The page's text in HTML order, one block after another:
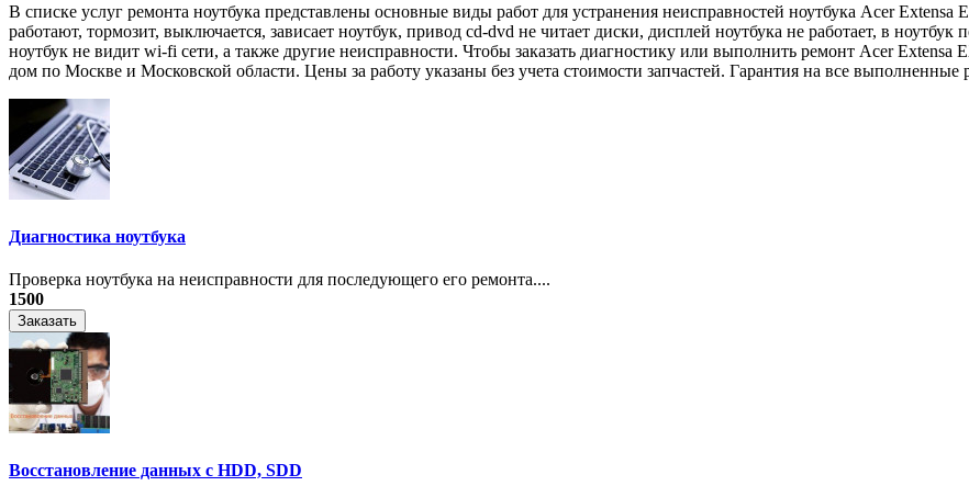
В списке услуг ремонта ноутбука представлены основные виды работ для устранения неисправностей ноутбука Acer Extensa
работают, тормозит, выключается, зависает ноутбук, привод cd-dvd не читает диски, дисплей ноутбука не работает, в ноутбук
ноутбук не видит wi-fi сети, а также другие неисправности. Чтобы заказать диагностику или выполнить ремонт Acer Extensa
дом по Москве и Московской области. Цены за работу указаны без учета стоимости запчастей. Гарантия на все выполненные
Диагностика ноутбука
Проверка ноутбука на неисправности для последующего его ремонта....
1500
Заказать
Восстановление данных с HDD, SDD